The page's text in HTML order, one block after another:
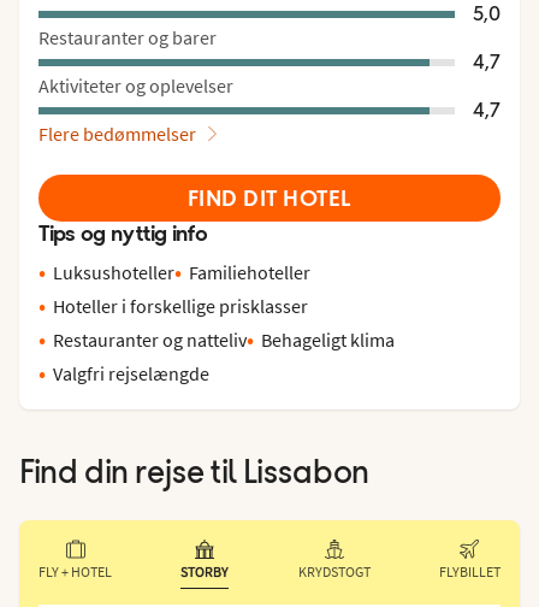
5,0
Restauranter og barer
4,7
Aktiviteter og oplevelser
4,7
Flere bedømmelser
FIND DIT HOTEL
Tips og nyttig info
Luksushoteller
Familiehoteller
Hoteller i forskellige prisklasser
Restauranter og natteliv
Behageligt klima
Valgfri rejselængde
Find din rejse til Lissabon
FLY + HOTEL STORBY KRYDSTOGT FLYBILLET